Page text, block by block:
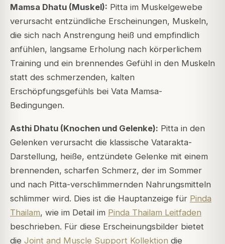
Mamsa Dhatu (Muskel): Pitta im Muskelgewebe
verursacht entzündliche Erscheinungen, Muskeln,
die sich nach Anstrengung heiß und empfindlich
anfühlen, langsame Erholung nach körperlichem
Training und ein brennendes Gefühl in den Muskeln
statt des schmerzenden, kalten
Erschöpfungsgefühls bei Vata Mamsa-
Bedingungen.
Asthi Dhatu (Knochen und Gelenke): Pitta in den
Gelenken verursacht die klassische Vatarakta-
Darstellung, heiße, entzündete Gelenke mit einem
brennenden, scharfen Schmerz, der im Sommer
und nach Pitta-verschlimmernden Nahrungsmitteln
schlimmer wird. Dies ist die Hauptanzeige für Pinda
Thailam, wie im Detail im Pinda Thailam Leitfaden
beschrieben. Für diese Erscheinungsbilder bietet
die Joint and Muscle Support Kollektion die